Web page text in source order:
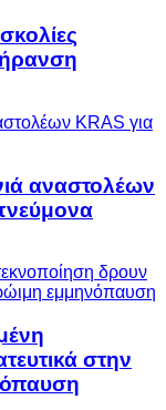
αναστολέων
στην